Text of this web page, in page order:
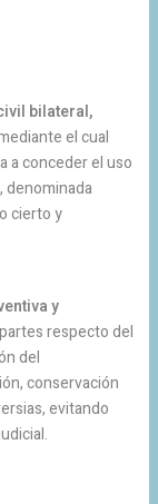
bilateral,
el cual
a conceder el uso
denominada
cierto y
y
respecto del
del
conservación
evitando